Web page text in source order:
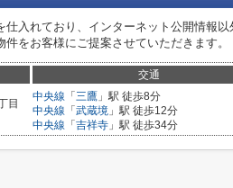
仕入れており、インターネット公開情報
をお客様にご提案させていただきます。
交通
目
中央線 「 三鷹 」駅 徒歩8分
中央線 「 武蔵境 」駅 徒歩12分
中央線 「 吉祥寺 」駅 徒歩34分